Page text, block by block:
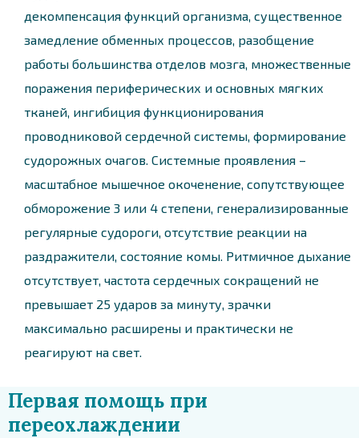
декомпенсация функций организма, существенное
замедление обменных процессов, разобщение
работы большинства отделов мозга, множественные
поражения периферических и основных мягких
тканей, ингибиция функционирования
проводниковой сердечной системы, формирование
судорожных очагов. Системные проявления –
масштабное мышечное окоченение, сопутствующее
обморожение 3 или 4 степени, генерализированные
регулярные судороги, отсутствие реакции на
раздражители, состояние комы. Ритмичное дыхание
отсутствует, частота сердечных сокращений не
превышает 25 ударов за минуту, зрачки
максимально расширены и практически не
реагируют на свет.
Первая помощь при
переохлаждении